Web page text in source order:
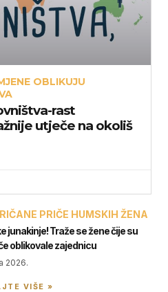
OBLIKUJU
rast
utječe na okoliš
PRIČE HUMSKIH ŽENA
junakinje! Traže se žene čije su
oblikovale zajednicu
2026.
VIŠE »